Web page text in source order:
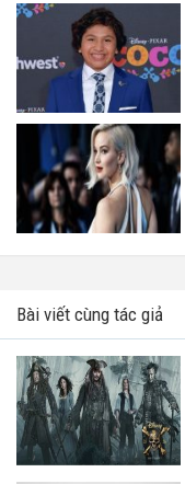
Bài viết cùng tác giả